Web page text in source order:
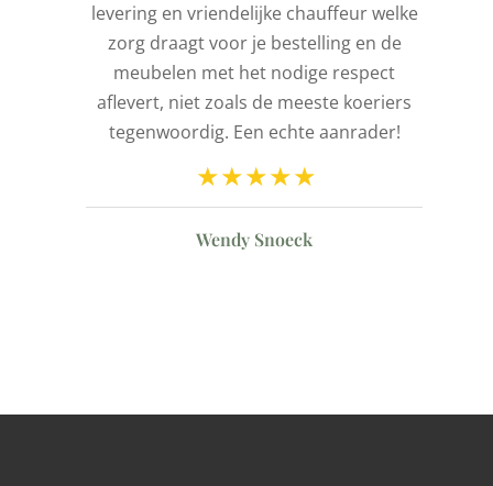
levering en vriendelijke chauffeur welke
zorg draagt voor je bestelling en de
meubelen met het nodige respect
aflevert, niet zoals de meeste koeriers
tegenwoordig. Een echte aanrader!
Wendy Snoeck